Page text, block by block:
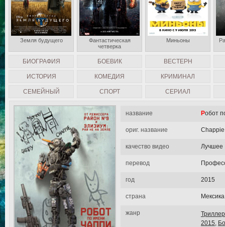
название Робот
ориг. название Chappie
качество видео Лучшее
перевод
год 2015
страна
жанр
Триллер
2015,
БИОГРАФИЯ БОЕВИК ВЕСТЕРН
ИСТОРИЯ КОМЕДИЯ КРИМИНАЛ
СЕМЕЙНЫЙ СПОРТ СЕРИАЛ
Земля будущего
Фантастическая
четверка
Миньоны